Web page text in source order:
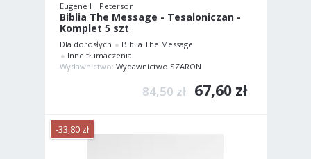
Eugene H. Peterson
Biblia The Message - Tesaloniczan -
Komplet 5 szt
Dla dorosłych
Biblia The Message
Inne tłumaczenia
Wydawnictwo: Wydawnictwo SZARON
84,50 zł 67,60 zł
-33,80 zł